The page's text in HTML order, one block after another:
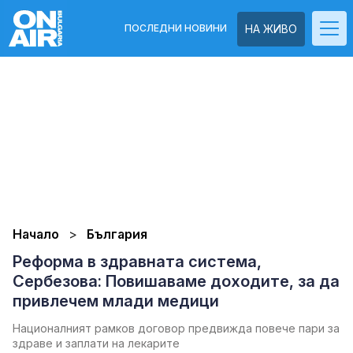
НА ЖИВО
ПОСЛЕДНИ НОВИНИ
Начало България
Реформа в здравната система,
Сербезова: Повишаваме доходите, за да
привлечем млади медици
Националният рамков договор предвижда повече пари за
здраве и заплати на лекарите